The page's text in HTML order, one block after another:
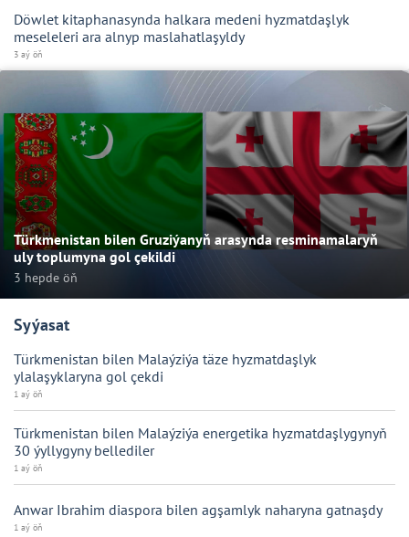
Döwlet kitaphanasynda halkara medeni hyzmatdaşlyk
meseleleri ara alnyp maslahatlaşyldy
3 aý öň
Türkmenistan bilen Gruziýanyň arasynda resminamalaryň
uly toplumyna gol çekildi
3 hepde öň
Syýasat
Türkmenistan bilen Malaýziýa täze hyzmatdaşlyk
ylalaşyklaryna gol çekdi
1 aý öň
Türkmenistan bilen Malaýziýa energetika hyzmatdaşlygynyň
30 ýyllygyny bellediler
1 aý öň
Anwar Ibrahim diaspora bilen agşamlyk naharyna gatnaşdy
1 aý öň